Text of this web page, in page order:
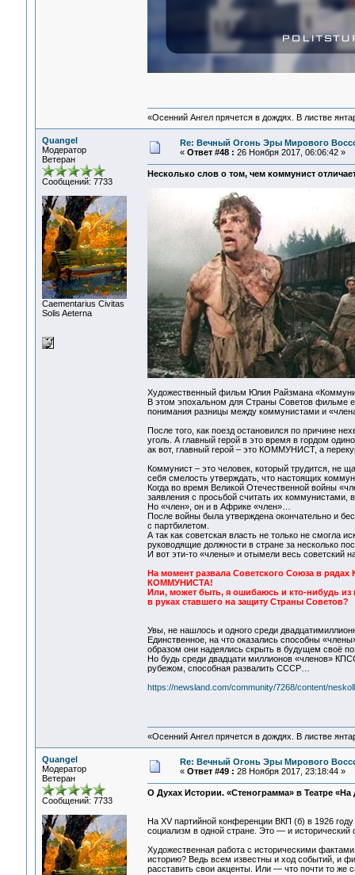
«Осенний Ангел прячется в дождях. В листве
Quangel
Модератор
Ветеран
Сообщений: 7733
Сaementarius Civitas
Solis Aeterna
Re: Вечный Огонь Эры Мирового
« Ответ #48 : 26 Ноября 2017, 06:06:42 »
Несколько слов о том, чем коммунист
Художественный фильм Юлия Райзмана
В этом эпохальном для Страны Советов фильме
понимания разницы между коммунистами и
После того, как поезд остановился по причине
уголь. А главный герой в это время в гордом
ак вот, главный герой – это КОММУНИСТ, а
Коммунист – это человек, который трудится, не
себя смелость утверждать, что настоящих
Когда во время Великой Отечественной войны
заявления с просьбой считать их коммунистами,
Но «член», он и в Африке «член»…
После войны была утверждена окончательно и
с партбилетом.
А так как советская власть не только не смогла
руководящие должности в стране за несколько
И вот эти-то «члены» и отымели весь советский
На момент развала Советского Союза в
КОММУНИСТА!
Или, может быть, я ошибаюсь и кто-нибудь из
в руках ставшего на защиту Страны Советов?
Увы, не нашлось и одного среди
Единственное, на что оказались способны
образом они надеялись скрыть в будущем своё
Но будь среди двадцати миллионов «членов»
рубежом, способная развалить СССР…
https://newsland.com/community/7268/content/
«Осенний Ангел прячется в дождях. В листве
Quangel
Модератор
Ветеран
Сообщений: 7733
Re: Вечный Огонь Эры Мирового
« Ответ #49 : 28 Ноября 2017, 23:18:44 »
О Духах Истории. «Стенограмма» в Театре «На
На XV партийной конференции ВКП (б) в 1926
социализм в одной стране. Это — и исторический
Художественная работа с историческими
историю? Ведь всем известны и ход событий, и
расставить свои акценты. Или — что почти то же